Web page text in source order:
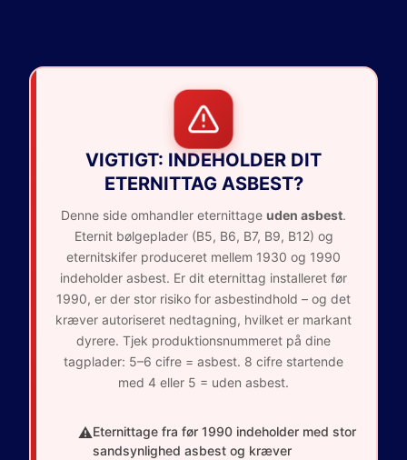
VIGTIGT: INDEHOLDER DIT
ETERNITTAG ASBEST?
Denne side omhandler eternittage uden asbest.
Eternit bølgeplader (B5, B6, B7, B9, B12) og
eternitskifer produceret mellem 1930 og 1990
indeholder asbest. Er dit eternittag installeret før
1990, er der stor risiko for asbestindhold – og det
kræver autoriseret nedtagning, hvilket er markant
dyrere. Tjek produktionsnummeret på dine
tagplader: 5–6 cifre = asbest. 8 cifre startende
med 4 eller 5 = uden asbest.
⚠️Eternittage fra før 1990 indeholder med stor
sandsynlighed asbest og kræver